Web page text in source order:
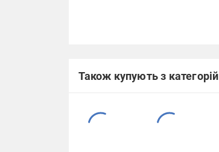
Також купують з категорій